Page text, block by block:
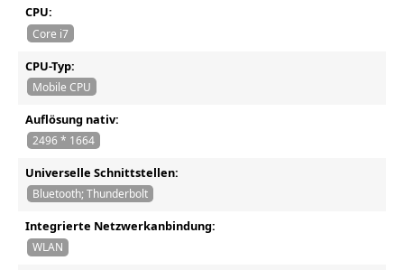
CPU:
Core i7
CPU-Typ:
Mobile CPU
Auflösung nativ:
2496 * 1664
Universelle Schnittstellen:
Bluetooth; Thunderbolt
Integrierte Netzwerkanbindung:
WLAN